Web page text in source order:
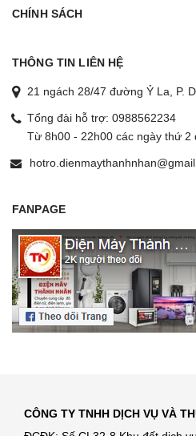
CHÍNH SÁCH
THÔNG TIN LIÊN HỆ
21 ngách 28/47 đường Ỷ La, P.
Tổng đài hỗ trợ: 0988562234
Từ 8h00 - 22h00 các ngày thứ 2
FANPAGE
CÔNG TY TNHH DỊCH VỤ VÀ